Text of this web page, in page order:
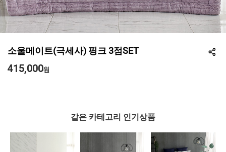
소울메이트(극세사) 핑크 3점SET
415,000원
같은 카테고리 인기상품